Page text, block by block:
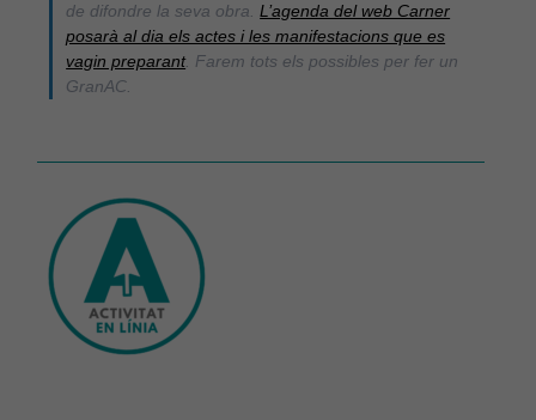
de difondre la seva obra.L’agenda del web Carner
posarà al dia els actes i les manifestacions que es
vagin preparant. Farem tots els possibles per fer un
GranAC.